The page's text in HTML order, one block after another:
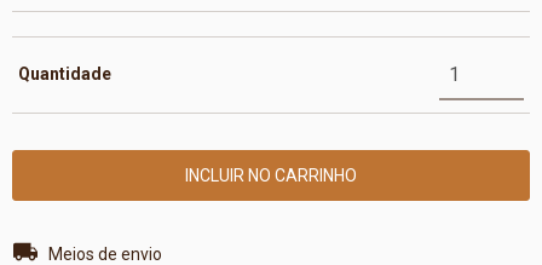
Quantidade
Entregas para o CEP:
Meios de envio